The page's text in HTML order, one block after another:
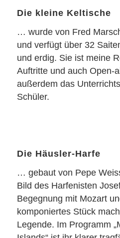
Die kleine Keltische
… wurde von Fred
und verfügt über 32
und erdig. Sie ist meine
Auftritte und auch Open-
außerdem das
Schüler.
Die Häusler-Harfe
… gebaut von Pepe
Bild des Harfenisten
Begegnung mit Mozart
komponiertes Stück
Legende. Im Programm